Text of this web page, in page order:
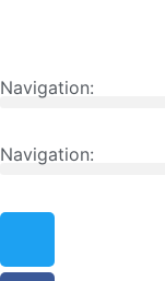
Navigation:
Navigation: